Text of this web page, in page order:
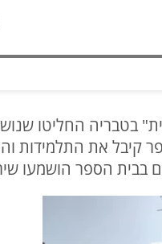
"האולפנית" בטבריה